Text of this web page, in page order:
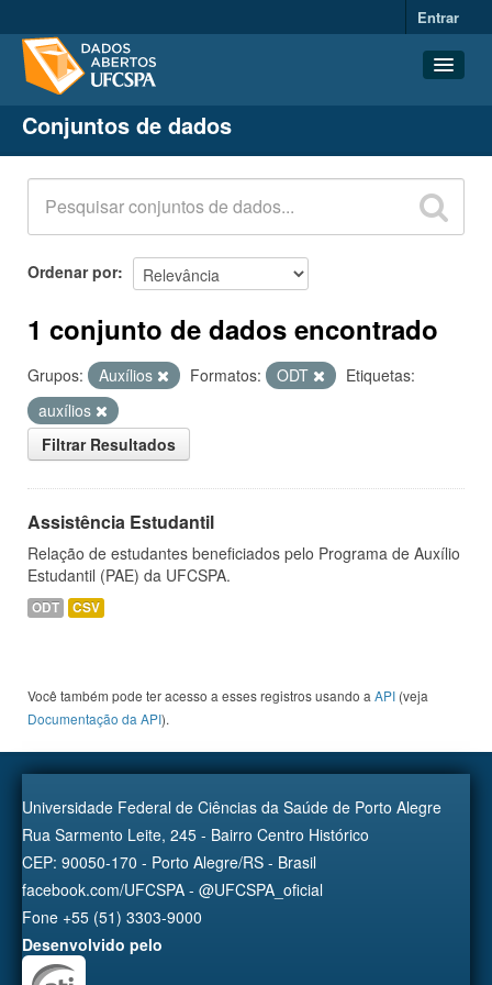
Entrar
Conjuntos de dados
Organizações
Grupos
Sobre
Conjuntos de dados
Ordenar por
1 conjunto de dados encontrado
Grupos: Auxílios Formatos: ODT
Etiquetas:
auxílios
Filtrar Resultados
Assistência Estudantil
Relação de estudantes beneficiados pelo Programa de Auxílio
Estudantil (PAE) da UFCSPA.
ODT CSV
Você também pode ter acesso a esses registros usando a API (veja
Documentação da API).
Universidade Federal de Ciências da Saúde de Porto Alegre
Rua Sarmento Leite, 245 - Bairro Centro Histórico
CEP: 90050-170 - Porto Alegre/RS - Brasil
facebook.com/UFCSPA - @UFCSPA_oficial
Fone +55 (51) 3303-9000
Desenvolvido pelo